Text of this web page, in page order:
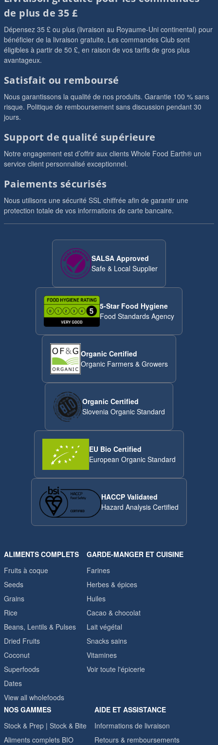
de plus de 35 £
Dépensez 35 £ ou plus (livraison au Royaume-Uni continental) pour
bénéficier de la livraison gratuite. Les commandes Club sont
éligibles à partir de 50 £, en raison de vos tarifs de gros plus
avantageux.
Satisfait ou remboursé
Nous garantissons la qualité de nos produits. Garantie 100 % sans
risque. Politique de remboursement sans discussion pendant 30
jours.
Support de qualité supérieure
Notre engagement est d’offrir aux clients Whole Food Earth® un
service client personnalisé exceptionnel.
Paiements sécurisés
Nous utilisons une sécurité SSL chiffrée afin de garantir une
protection totale de vos informations de carte bancaire.
SALSA Approved
Safe & Local Supplier
5-Star Food Hygiene
Food Standards Agency
Organic Certified
Organic Farmers & Growers
Organic Certified
Slovenia Organic Standard
EU Bio Certified
European Organic Standard
HACCP Validated
Hazard Analysis Certified
ALIMENTS COMPLETS
Fruits à coque
Seeds
Grains
Rice
Beans, Lentils & Pulses
Dried Fruits
Coconut
Superfoods
Dates
View all wholefoods
GARDE-MANGER ET CUISINE
Farines
Herbes & épices
Huiles
Cacao & chocolat
Lait végétal
Snacks sains
Vitamines
Voir toute l'épicerie
NOS GAMMES
Stock & Prep | Stock & Bite
Aliments complets BIO
AIDE ET ASSISTANCE
Informations de livraison
Retours & remboursements